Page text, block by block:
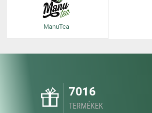
ManuTea
7016
TERMÉKEK